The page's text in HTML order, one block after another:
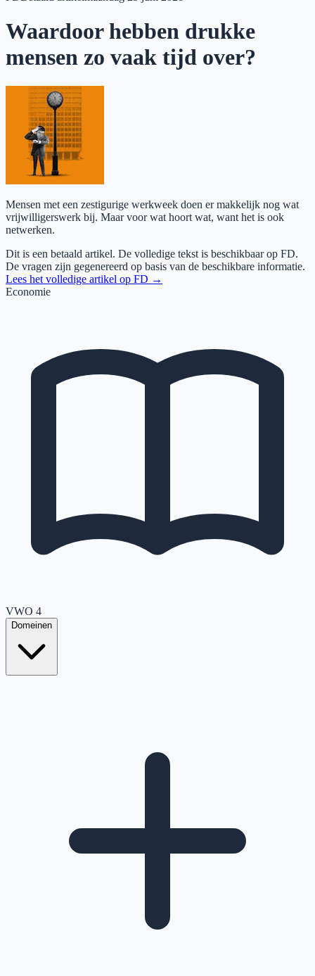
Waardoor hebben drukke
mensen zo vaak tijd over?
Mensen met een zestigurige werkweek doen er makkelijk nog wat
vrijwilligerswerk bij. Maar voor wat hoort wat, want het is ook
netwerken.
Dit is een betaald artikel. De volledige tekst is beschikbaar op FD.
De vragen zijn gegenereerd op basis van de beschikbare informatie.
Lees het volledige artikel op FD →
Economie
VWO 4
Domeinen